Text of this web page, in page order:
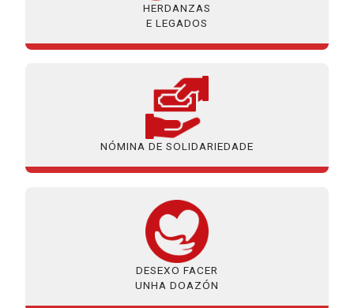
HERDANZAS
E LEGADOS
NÓMINA DE SOLIDARIEDADE
DESEXO FACER
UNHA DOAZÓN